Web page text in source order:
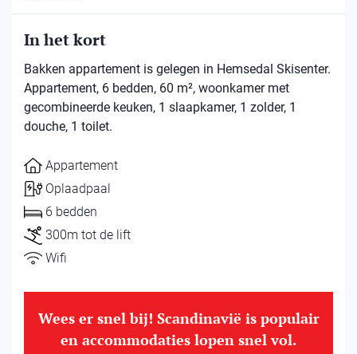
In het kort
Bakken appartement is gelegen in Hemsedal Skisenter.
Appartement, 6 bedden, 60 m², woonkamer met
gecombineerde keuken, 1 slaapkamer, 1 zolder, 1
douche, 1 toilet.
Appartement
Oplaadpaal
6 bedden
300m tot de lift
Wifi
Wees er snel bij! Scandinavië is populair
en accommodaties lopen snel vol.